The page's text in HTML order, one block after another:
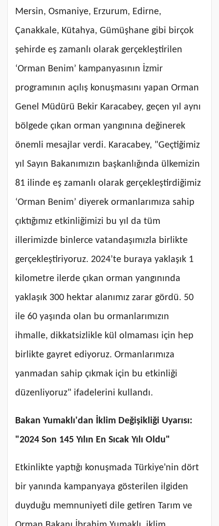
Mersin, Osmaniye, Erzurum, Edirne,
Çanakkale, Kütahya, Gümüşhane gibi birçok
şehirde eş zamanlı olarak gerçekleştirilen
‘Orman Benim’ kampanyasının İzmir
programının açılış konuşmasını yapan Orman
Genel Müdürü Bekir Karacabey, geçen yıl aynı
bölgede çıkan orman yangınına değinerek
önemli mesajlar verdi. Karacabey, "Geçtiğimiz
yıl Sayın Bakanımızın başkanlığında ülkemizin
81 ilinde eş zamanlı olarak gerçekleştirdiğimiz
‘Orman Benim’ diyerek ormanlarımıza sahip
çıktığımız etkinliğimizi bu yıl da tüm
illerimizde binlerce vatandaşımızla birlikte
gerçekleştiriyoruz. 2024’te buraya yaklaşık 1
kilometre ilerde çıkan orman yangınında
yaklaşık 300 hektar alanımız zarar gördü. 50
ile 60 yaşında olan bu ormanlarımızın
ihmalle, dikkatsizlikle kül olmaması için hep
birlikte gayret ediyoruz. Ormanlarımıza
yanmadan sahip çıkmak için bu etkinliği
düzenliyoruz" ifadelerini kullandı.
Bakan Yumaklı'dan İklim Değişikliği Uyarısı:
"2024 Son 145 Yılın En Sıcak Yılı Oldu"
Etkinlikte yaptığı konuşmada Türkiye'nin dört
bir yanında kampanyaya gösterilen ilgiden
duyduğu memnuniyeti dile getiren Tarım ve